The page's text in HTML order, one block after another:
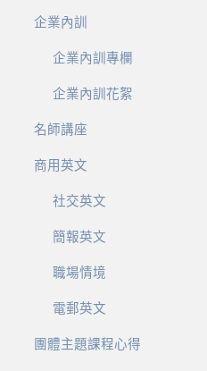
企業內訓
企業內訓專欄
企業內訓花絮
名師講座
商用英文
社交英文
簡報英文
職場情境
電郵英文
團體主題課程心得